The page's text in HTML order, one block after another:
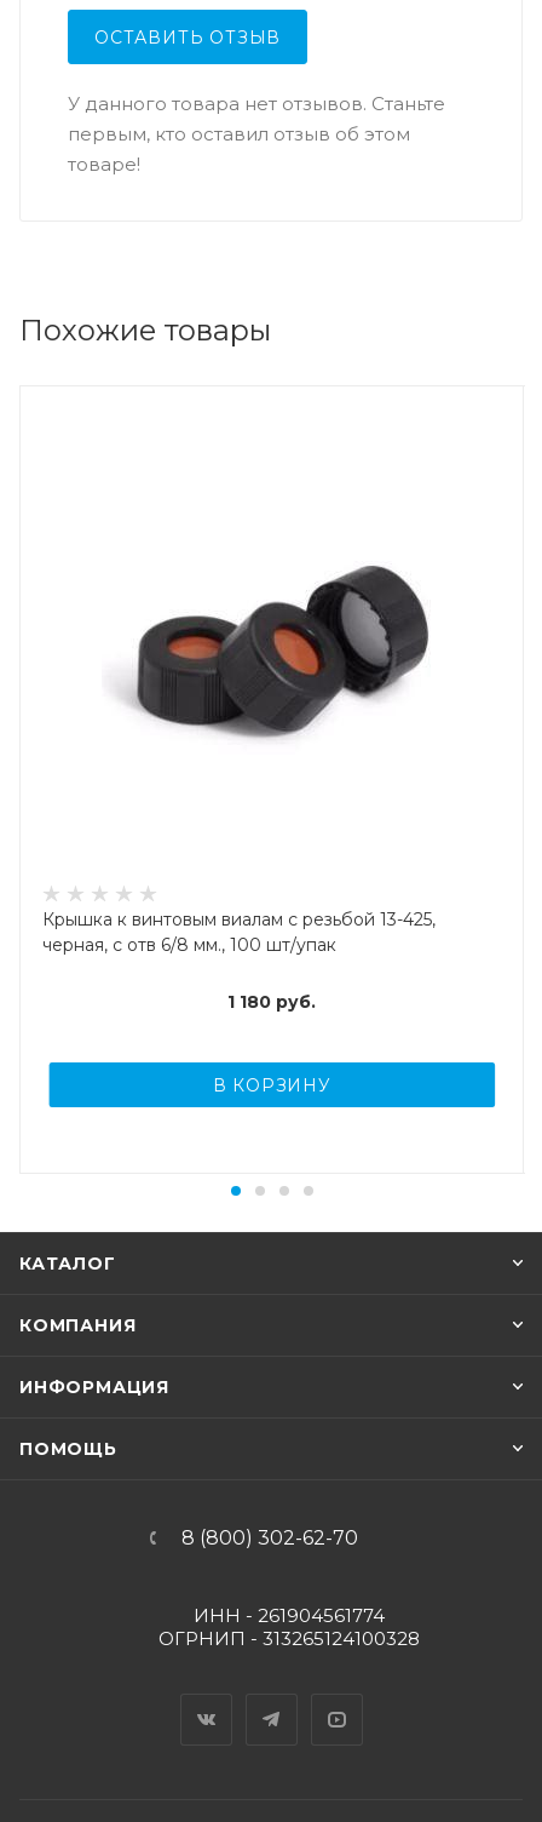
ОСТАВИТЬ ОТЗЫВ
У данного товара нет отзывов. Станьте
первым, кто оставил отзыв об этом
товаре!
Похожие товары
Крышка к винтовым виалам с резьбой 13-425,
черная, с отв 6/8 мм., 100 шт/упак
1 180 руб.
В КОРЗИНУ
КАТАЛОГ
КОМПАНИЯ
ИНФОРМАЦИЯ
ПОМОЩЬ
8 (800) 302-62-70
ИНН - 261904561774
ОГРНИП - 313265124100328